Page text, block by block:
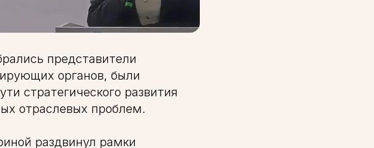
представители
органов, были
стратегического развития
отраслевых проблем.
раздвинул рамки